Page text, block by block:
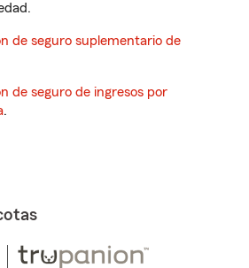
de seguro suplementario de
de seguro de ingresos por
.